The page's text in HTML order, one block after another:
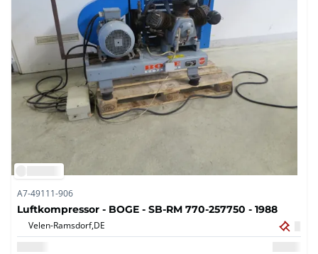
A7-49111-906
Luftkompressor - BOGE - SB-RM 770-257750 - 1988
Velen-Ramsdorf,DE